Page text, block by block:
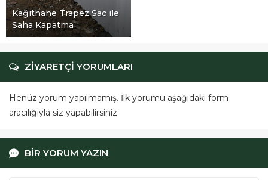
Kağıthane Trapez Sac ile
Saha Kapatma
ZİYARETÇİ YORUMLARI
Henüz yorum yapılmamış. İlk yorumu aşağıdaki form
aracılığıyla siz yapabilirsiniz.
BİR YORUM YAZIN